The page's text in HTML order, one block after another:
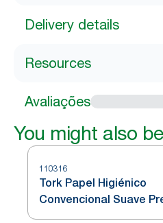
Delivery details
Resources
Avaliações
You might also
110316
Tork Papel Higiénico
Convencional Suave
Folhas